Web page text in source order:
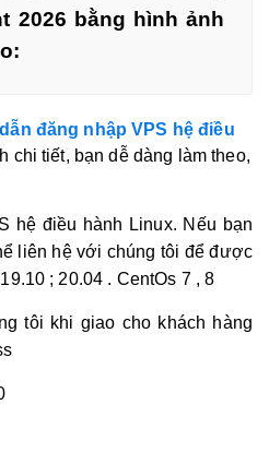
2026 bằng hình ảnh
đăng nhập VPS hệ điều
chi tiết, bạn dễ dàng làm theo,
hệ điều hành Linux. Nếu bạn
liên hệ với chúng tôi để được
; 20.04 . CentOs 7 , 8
tôi khi giao cho khách hàng